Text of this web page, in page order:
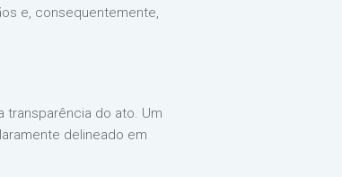
e, consequentemente,
transparência do ato. Um
delineado em